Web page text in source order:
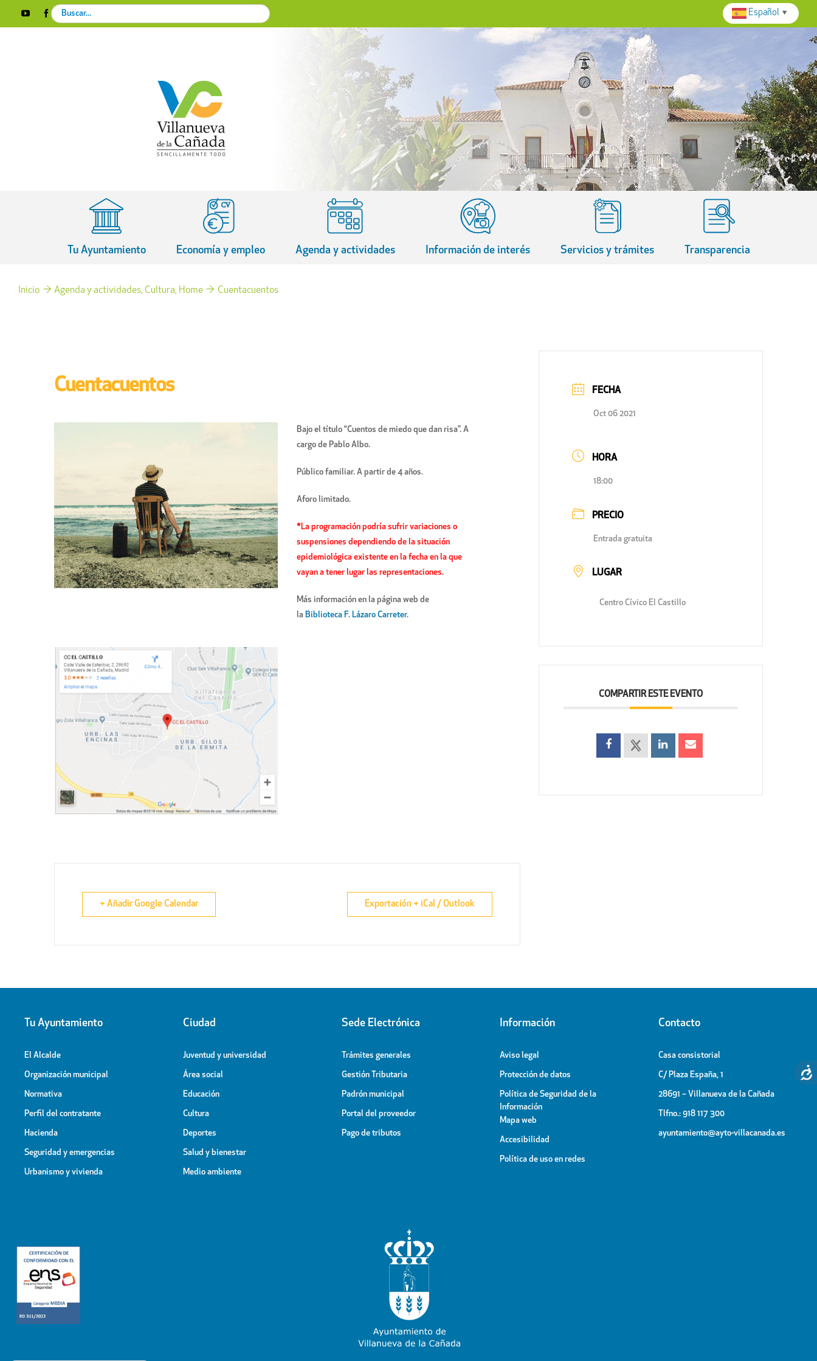
YouTubeFacebookInstagram
X
Search
for:
Tu Ayuntamiento Economía y empleo Agenda y actividades Información de interés Servicios y trámites Transparencia
Inicio Agenda y actividades Cultura Home Cuentacuentos
Cuentacuentos
Bajo el título “Cuentos de miedo que dan risa”. A
cargo de Pablo Albo.
Público familiar. A partir de 4 años.
Aforo limitado.
*La programación podría sufrir variaciones o
suspensiones dependiendo de la situación
epidemiológica existente en la fecha en la que
vayan a tener lugar las representaciones.
Más información en la página web de
la Biblioteca F. Lázaro Carreter.
+ Añadir Google Calendar Exportación + iCal / Outlook
FECHA
Oct 06 2021
HORA
18:00
PRECIO
Entrada gratuita
LUGAR
Centro Cívico El Castillo
COMPARTIR ESTE EVENTO
Tu Ayuntamiento
El Alcalde
Organización municipal
Normativa
Perfil del contratante
Hacienda
Seguridad y emergencias
Urbanismo y vivienda
Ciudad
Juventud y universidad
Área social
Educación
Cultura
Deportes
Salud y bienestar
Medio ambiente
Sede Electrónica
Trámites generales
Gestión Tributaria
Padrón municipal
Portal del proveedor
Pago de tributos
Información
Aviso legal
Protección de datos
Política de Seguridad de la
Información
Mapa web
Accesibilidad
Política de uso en redes
Contacto
Casa consistorial
C/ Plaza España, 1
28691 – Villanueva de la Cañada
Tlfno.: 918 117 300
ayuntamiento@ayto-villacanada.es
Español ▼